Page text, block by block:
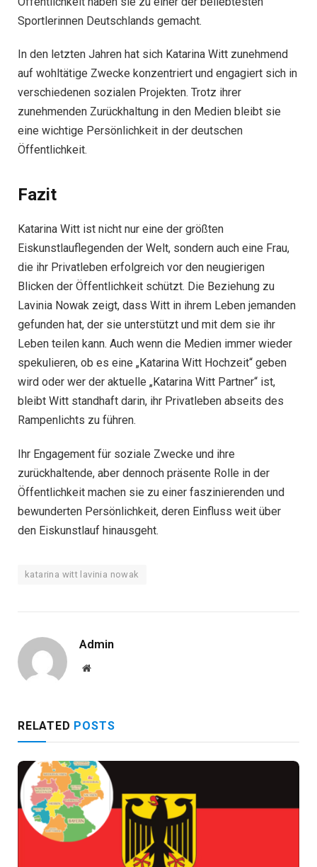
Sportlerinnen Deutschlands gemacht.
In den letzten Jahren hat sich Katarina Witt zunehmend
auf wohltätige Zwecke konzentriert und engagiert sich in
verschiedenen sozialen Projekten. Trotz ihrer
zunehmenden Zurückhaltung in den Medien bleibt sie
eine wichtige Persönlichkeit in der deutschen
Öffentlichkeit.
Fazit
Katarina Witt ist nicht nur eine der größten
Eiskunstlauflegenden der Welt, sondern auch eine Frau,
die ihr Privatleben erfolgreich vor den neugierigen
Blicken der Öffentlichkeit schützt. Die Beziehung zu
Lavinia Nowak zeigt, dass Witt in ihrem Leben jemanden
gefunden hat, der sie unterstützt und mit dem sie ihr
Leben teilen kann. Auch wenn die Medien immer wieder
spekulieren, ob es eine „Katarina Witt Hochzeit“ geben
wird oder wer der aktuelle „Katarina Witt Partner“ ist,
bleibt Witt standhaft darin, ihr Privatleben abseits des
Rampenlichts zu führen.
Ihr Engagement für soziale Zwecke und ihre
zurückhaltende, aber dennoch präsente Rolle in der
Öffentlichkeit machen sie zu einer faszinierenden und
bewunderten Persönlichkeit, deren Einfluss weit über
den Eiskunstlauf hinausgeht.
katarina witt lavinia nowak
Admin
Website
RELATED POSTS